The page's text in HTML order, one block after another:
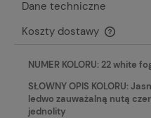
Dane techniczne
Koszty dostawy
Cena nie zawiera
NUMER KOLORU: 22 white
SŁOWNY OPIS KOLORU:
ledwo zauważalną nutą
jednolity